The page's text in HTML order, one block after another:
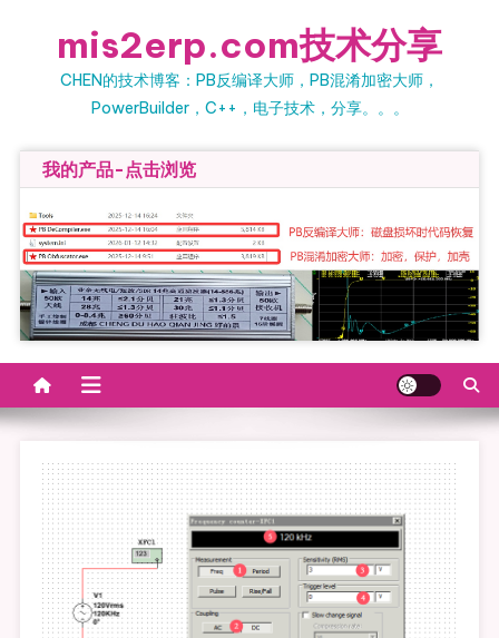
mis2erp.com技术分享
CHEN的技术博客：PB反编译大师，PB混淆加密大师，
PowerBuilder，C++，电子技术，分享。。。
我的产品-点击浏览